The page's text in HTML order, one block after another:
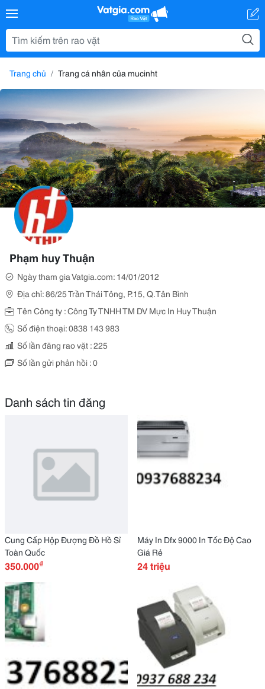
Trang chủ Trang cá nhân của mucinht
Phạm huy Thuận
Ngày tham gia Vatgia.com: 14/01/2012
Địa chỉ: 86/25 Trần Thái Tông, P.15, Q.Tân Bình
Tên Công ty : Công Ty TNHH TM DV Mực In Huy Thuận
Số điện thoại: 0838 143 983
Số lần đăng rao vặt : 225
Số lần gửi phản hồi : 0
Danh sách tin đăng
Cung Cấp Hộp Đượng Đồ Hồ Sỉ
Toàn Quốc
350.000₫
Máy In Dfx 9000 In Tốc Độ Cao
Giá Rẻ
24 triệu